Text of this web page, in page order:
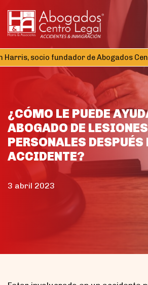
socio fundador de Abogados Centro
¿CÓMO LE PUEDE
ABOGADO DE LESIONES
PERSONALES DESPUÉS
ACCIDENTE?
3 abril 2023